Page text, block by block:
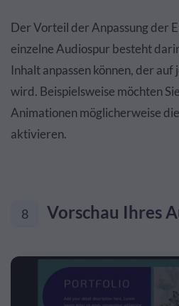
Der Vorteil der Anpassung der
einzelne Audiospur besteht
Inhalt anpassen können, der
wird. Beispielsweise möchten
Animationen möglicherweise
aktivieren.
8 Vorschau Ihres